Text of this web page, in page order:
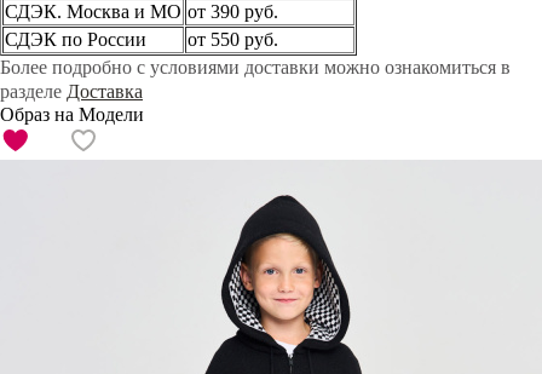
СДЭК. Москва и МО от 390 руб.
СДЭК по России
от 550 руб.
Более подробно с условиями доставки можно ознакомиться в
разделе Доставка
Образ на Модели